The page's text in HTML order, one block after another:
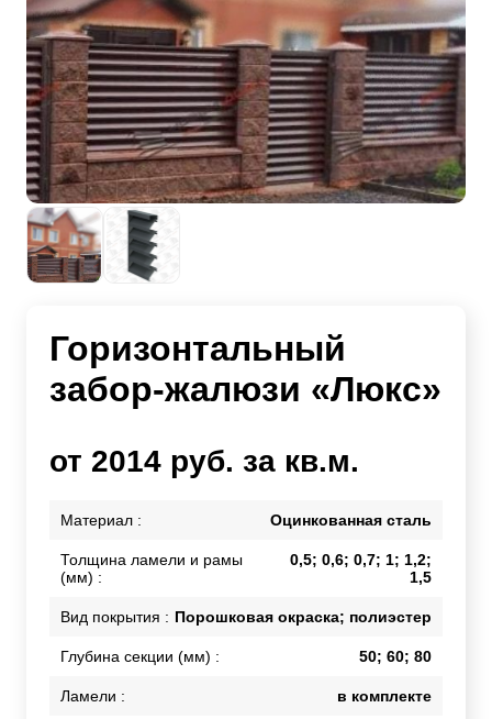
Горизонтальный
забор-жалюзи «Люкс»
от 2014 руб. за кв.м.
Материал : Оцинкованная сталь
Толщина ламели и рамы
(мм) :
0,5; 0,6; 0,7; 1; 1,2;
1,5
Вид покрытия : Порошковая окраска; полиэстер
Глубина секции (мм) : 50; 60; 80
Ламели : в комплекте